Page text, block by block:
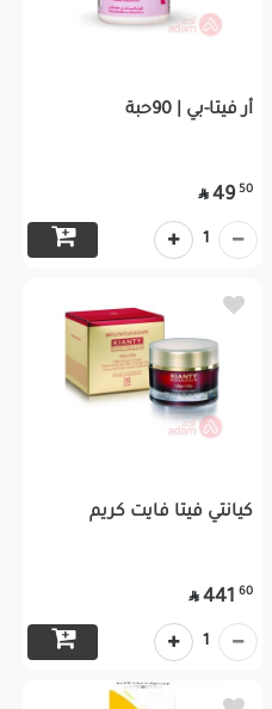
أر فيتا-بي | 90حبة
50
49

1
كيانتي فيتا فايت كريم
60
441

1